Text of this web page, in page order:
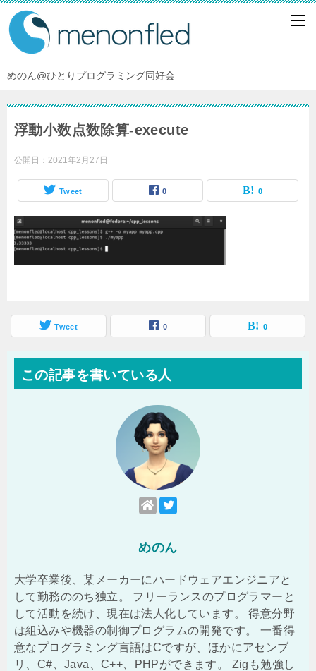
めのん@ひとりプログラミング同好会
浮動小数点数除算-execute
公開日： 2021年2月27日
Tweet 0 0
Tweet 0 0
この記事を書いている人
めのん
大学卒業後、某メーカーにハードウェアエンジニアと
して勤務ののち独立。 フリーランスのプログラマーと
して活動を続け、現在は法人化しています。 得意分野
は組込みや機器の制御プログラムの開発です。 一番得
意なプログラミング言語はCですが、ほかにアセンブ
リ、C#、Java、C++、PHPができます。 Zigも勉強し